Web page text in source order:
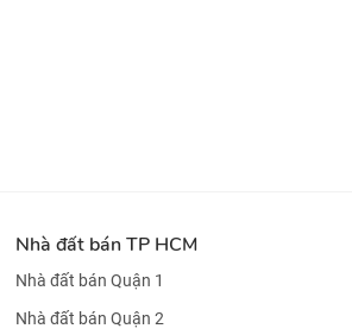
Nhà đất bán TP HCM
Nhà đất bán Quận 1
Nhà đất bán Quận 2